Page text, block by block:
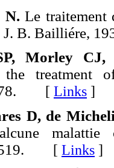
N.Le traitement
B. Bailliére,
Morley
the treatment
[ Links ]
D, de
malattie
[ Links ]